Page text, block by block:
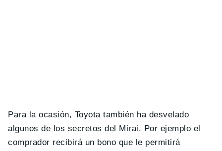
Para la ocasión, Toyota también ha desvelado
algunos de los secretos del Mirai. Por ejemplo el
comprador recibirá un bono que le permitirá